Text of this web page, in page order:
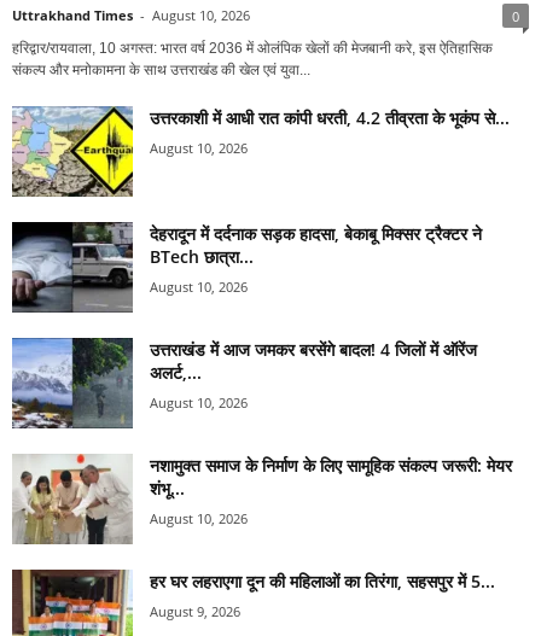
Uttrakhand Times - August 10, 2026 0
हरिद्वार/रायवाला, 10 अगस्त: भारत वर्ष 2036 में ओलंपिक खेलों की मेजबानी करे, इस ऐतिहासिक
संकल्प और मनोकामना के साथ उत्तराखंड की खेल एवं युवा...
उत्तरकाशी में आधी रात कांपी धरती, 4.2 तीव्रता के भूकंप से...
August 10, 2026
देहरादून में दर्दनाक सड़क हादसा, बेकाबू मिक्सर ट्रैक्टर ने
BTech छात्रा...
August 10, 2026
उत्तराखंड में आज जमकर बरसेंगे बादल! 4 जिलों में ऑरेंज
अलर्ट,...
August 10, 2026
नशामुक्त समाज के निर्माण के लिए सामूहिक संकल्प जरूरी: मेयर
शंभू...
August 10, 2026
हर घर लहराएगा दून की महिलाओं का तिरंगा, सहसपुर में 5...
August 9, 2026